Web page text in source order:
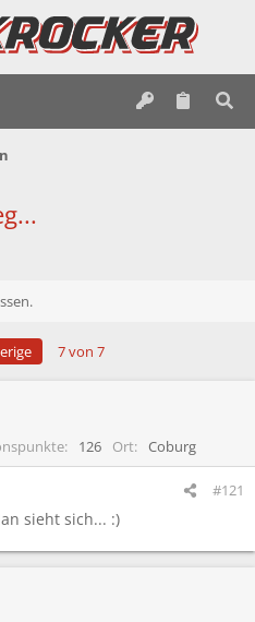
7 von 7
126 Ort Coburg
#121
sieht sich... :)